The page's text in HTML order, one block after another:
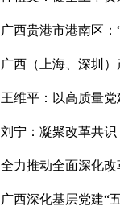
广西贵港市港南区
广西（上海、深圳
王维平：以高质量
刘宁：凝聚改革共
全力推动全面深化
广西深化基层党建“